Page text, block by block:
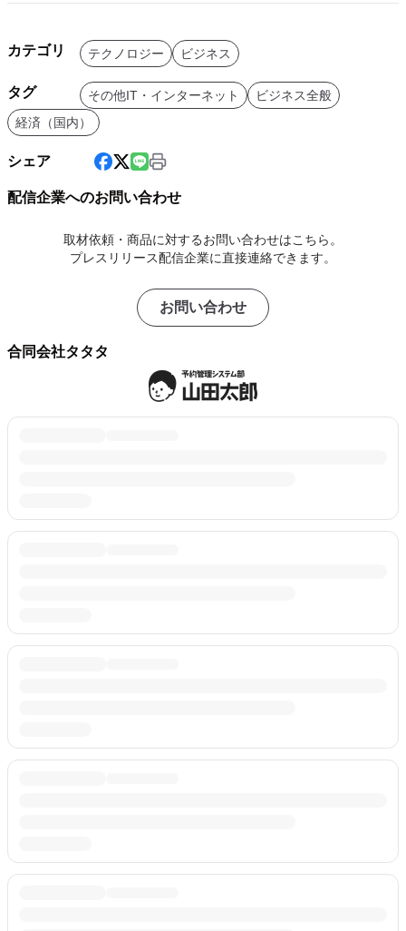
カテゴリ テクノロジー ビジネス
タグ その他IT・インターネット
ビジネス全般
経済（国内）
シェア
配信企業へのお問い合わせ
取材依頼・商品に対するお問い合わせはこちら。
プレスリリース配信企業に直接連絡できます。
お問い合わせ
合同会社タタタ